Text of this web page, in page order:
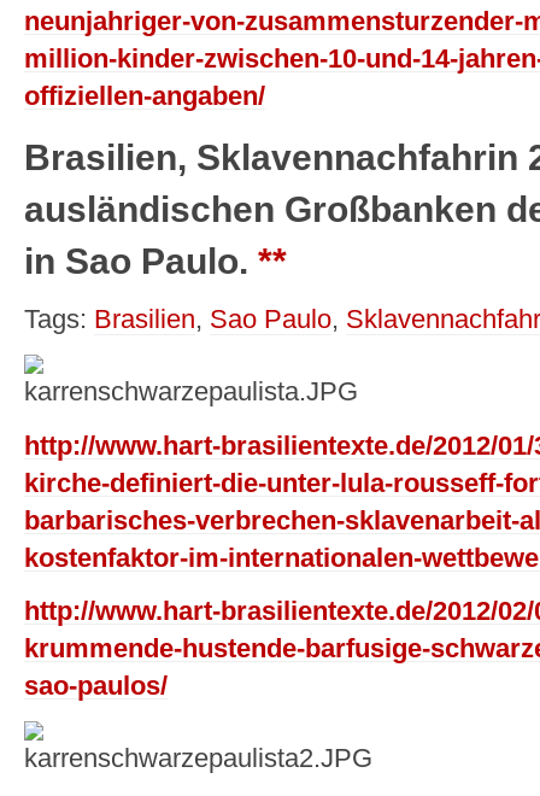
neunjahriger-von-zusammensturzender-
million-kinder-zwischen-10-und-14-
offiziellen-angaben/
Brasilien, Sklavennachfahrin
ausländischen Großbanken
in Sao Paulo. **
Tags: Brasilien, Sao Paulo,
http://www.hart-brasilientexte.de/2012/
kirche-definiert-die-unter-lula-rousseff-
barbarisches-verbrechen-sklavenarbeit-
kostenfaktor-im-internationalen-
http://www.hart-brasilientexte.de/2012/
krummende-hustende-barfusige-
sao-paulos/